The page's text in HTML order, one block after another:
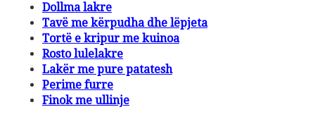
Dollma lakre
Tavë me kërpudha dhe lëpjeta
Tortë e kripur me kuinoa
Rosto lulelakre
Lakër me pure patatesh
Perime furre
Finok me ullinje